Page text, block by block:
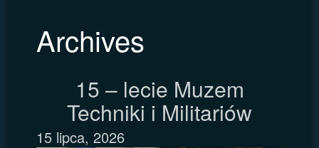
Archives
15 – lecie Muzem
Techniki i Militariów
15 lipca, 2026